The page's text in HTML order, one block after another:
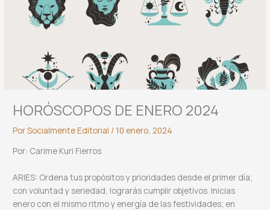
HORÓSCOPOS DE ENERO 2024
PorSocialmente Editorial / 10 enero, 2024
Por: Carime Kuri Fierros
ARIES: Ordena tus propósitos y prioridades desde el primer día;
con voluntad y seriedad, lograrás cumplir objetivos. Inicias
enero con el mismo ritmo y energía de las festividades; en